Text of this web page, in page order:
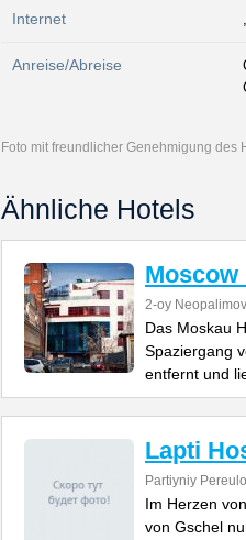
Internet
Anreise/Abreise
Foto mit freundlicher Genehmigung des
Ähnliche Hotels
Moscow
2-oy
Das Moskau
Spaziergang
entfernt und
Lapti
Partiyniy
Im Herzen
von Gschel